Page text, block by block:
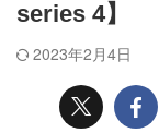
series 4】
2023年2月4日